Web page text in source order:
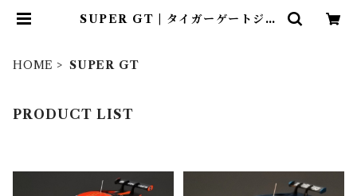
SUPER GT | タイガーゲートジャ
HOME SUPER GT
PRODUCT LIST